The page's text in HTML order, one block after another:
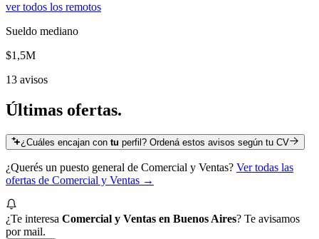
ver todos los remotos
Sueldo mediano
$1,5M
13 avisos
Últimas ofertas.
¿Cuáles encajan contu perfil? Ordená estos avisos según tu CV
¿Querés un puesto general de Comercial y Ventas? Ver todas las
ofertas de Comercial y Ventas →
¿Te interesa Comercial y Ventas en Buenos Aires? Te avisamos
por mail.